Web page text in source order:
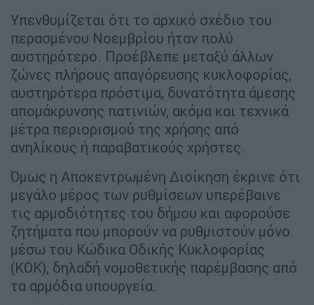
Υπενθυμίζεται ότι το αρχικό σχέδιο του
περασμένου Νοεμβρίου ήταν πολύ
αυστηρότερο. Προέβλεπε μεταξύ άλλων
ζώνες πλήρους απαγόρευσης κυκλοφορίας,
αυστηρότερα πρόστιμα, δυνατότητα άμεσης
απομάκρυνσης πατινιών, ακόμα και τεχνικά
μέτρα περιορισμού της χρήσης από
ανηλίκους ή παραβατικούς χρήστες.
Όμως η Αποκεντρωμένη Διοίκηση έκρινε ότι
μεγάλο μέρος των ρυθμίσεων υπερέβαινε
τις αρμοδιότητες του δήμου και αφορούσε
ζητήματα που μπορούν να ρυθμιστούν μόνο
μέσω του Κώδικα Οδικής Κυκλοφορίας
(ΚΟΚ), δηλαδή νομοθετικής παρέμβασης από
τα αρμόδια υπουργεία.